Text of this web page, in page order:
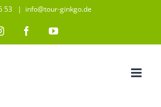
53 | info@tour-ginkgo.de
InstagramFacebookYouTube